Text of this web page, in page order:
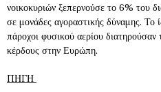
νοικοκυριών ξεπερνούσε το 6% του
σε μονάδες αγοραστικής δύναμης. Το
πάροχοι φυσικού αερίου
κέρδους στην Ευρώπη.
ΠΗΓΗ